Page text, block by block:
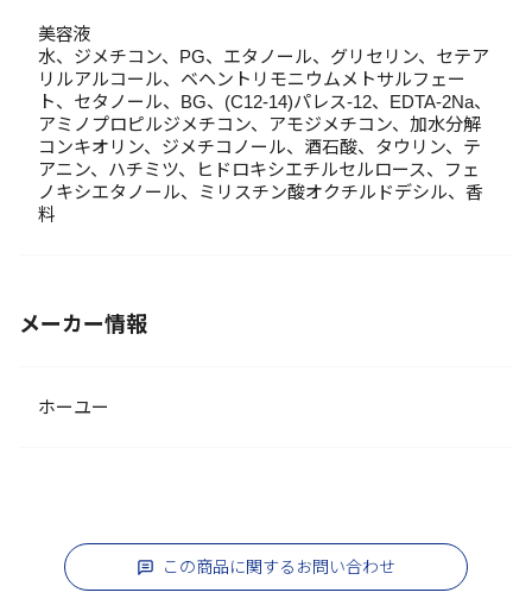
美容液
水、ジメチコン、PG、エタノール、グリセリン、セテア
リルアルコール、ベヘントリモニウムメトサルフェー
ト、セタノール、BG、(C12-14)パレス-12、EDTA-2Na、
アミノプロピルジメチコン、アモジメチコン、加水分解
コンキオリン、ジメチコノール、酒石酸、タウリン、テ
アニン、ハチミツ、ヒドロキシエチルセルロース、フェ
ノキシエタノール、ミリスチン酸オクチルドデシル、香
料
メーカー情報
ホーユー
この商品に関するお問い合わせ